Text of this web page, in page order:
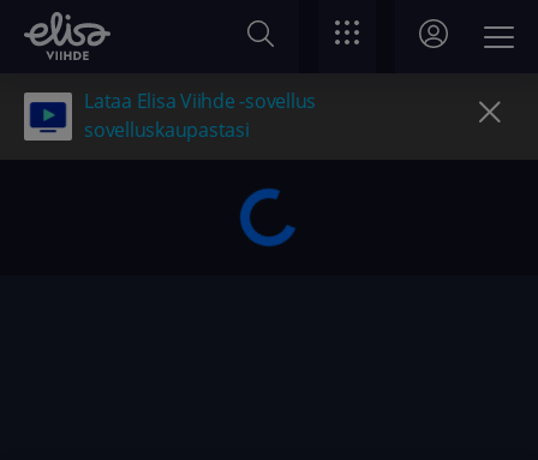
Lataa Elisa Viihde -sovellus
sovelluskaupastasi